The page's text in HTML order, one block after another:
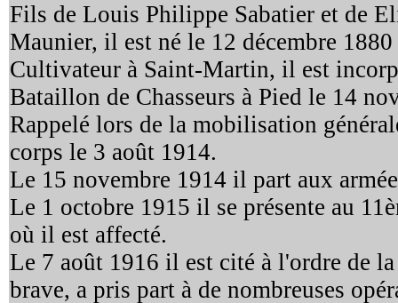
Fils de Louis Philippe Sabatier et de
Maunier, il est né le 12 décembre
Cultivateur à Saint-Martin, il est
Bataillon de Chasseurs à Pied le 14
Rappelé lors de la mobilisation
corps le 3 août 1914.
Le 15 novembre 1914 il part aux
Le 1 octobre 1915 il se présente au
où il est affecté.
Le 7 août 1916 il est cité à l'ordre de
brave, a pris part à de nombreuses